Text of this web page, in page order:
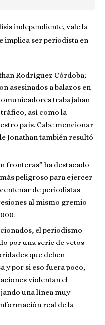
independiente, vale la
implica ser periodista en
Rodríguez Córdoba;
asesinados a balazos en
trabajaban
así como la
país. Cabe mencionar
Jonathan también resultó
fronteras” ha destacado
peligroso para ejercer
de periodistas
al mismo gremio
el periodismo
por una serie de vetos
que deben
y por si eso fuera poco,
violentan el
una línea muy
real de la